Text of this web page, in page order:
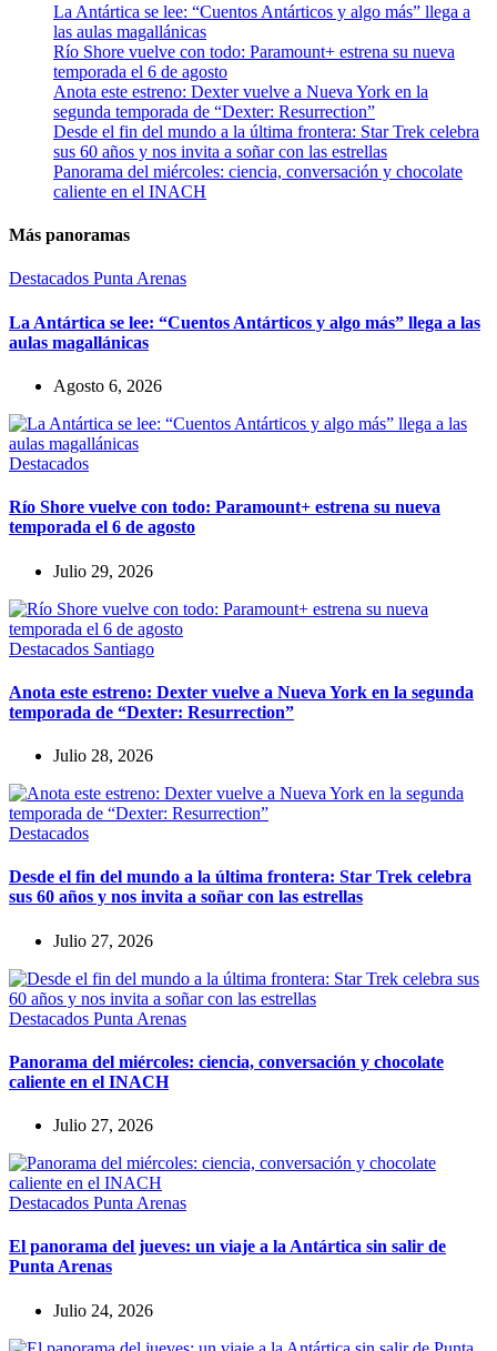
La Antártica se lee: “Cuentos Antárticos y algo más” llega a
las aulas magallánicas
Río Shore vuelve con todo: Paramount+ estrena su nueva
temporada el 6 de agosto
Anota este estreno: Dexter vuelve a Nueva York en la
segunda temporada de “Dexter: Resurrection”
Desde el fin del mundo a la última frontera: Star Trek celebra
sus 60 años y nos invita a soñar con las estrellas
Panorama del miércoles: ciencia, conversación y chocolate
caliente en el INACH
Más panoramas
Destacados Punta Arenas
La Antártica se lee: “Cuentos Antárticos y algo más” llega a las
aulas magallánicas
Agosto 6, 2026
Destacados
Río Shore vuelve con todo: Paramount+ estrena su nueva
temporada el 6 de agosto
Julio 29, 2026
Destacados Santiago
Anota este estreno: Dexter vuelve a Nueva York en la segunda
temporada de “Dexter: Resurrection”
Julio 28, 2026
Destacados
Desde el fin del mundo a la última frontera: Star Trek celebra
sus 60 años y nos invita a soñar con las estrellas
Julio 27, 2026
Destacados Punta Arenas
Panorama del miércoles: ciencia, conversación y chocolate
caliente en el INACH
Julio 27, 2026
Destacados Punta Arenas
El panorama del jueves: un viaje a la Antártica sin salir de
Punta Arenas
Julio 24, 2026